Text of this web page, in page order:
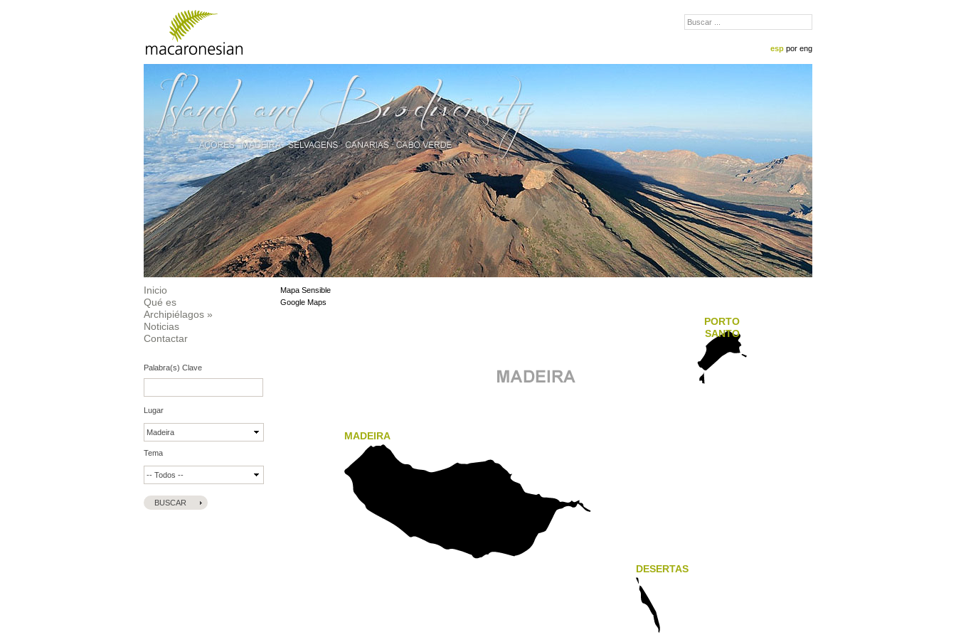
esp por eng
Inicio
Qué es
Archipiélagos »
Noticias
Contactar
Palabra(s) Clave
Lugar
Tema
Mapa Sensible
Google Maps
MADEIRA
PORTO
SANTO
DESERTAS